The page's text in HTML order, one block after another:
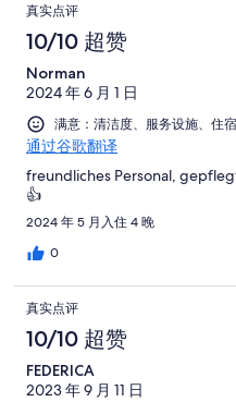
真实点评
10/10 超赞
Norman
2024 年 6 月 1 日
满意：清洁度、服务设施、住
通过谷歌翻译
freundliches Personal,
👍
2024 年 5 月入住 4 晚
0
真实点评
10/10 超赞
FEDERICA
2023 年 9 月 11 日